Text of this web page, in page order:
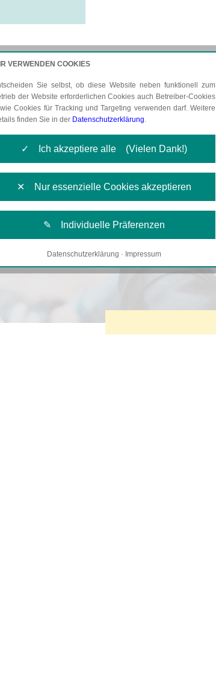
KARRIERE
VERWENDEN COOKIES
Sie selbst, ob diese Website neben funktionell zum
der Website erforderlichen Cookies auch Betreiber-Cookies
Cookies für Tracking und Targeting verwenden darf. Weitere
finden Sie in der Datenschutzerklärung.
✓ Ich akzeptiere alle (Vielen Dank!)
✕ Nur essenzielle Cookies akzeptieren
✎ Individuelle Präferenzen
Notwendige Cookies
Datenschutzerklärung · Impressum